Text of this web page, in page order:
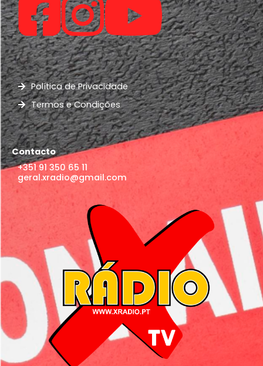
Política de Privacidade
Termos e Condições
Contacto
+351 91 350 65 11
geral.xradio@gmail.com